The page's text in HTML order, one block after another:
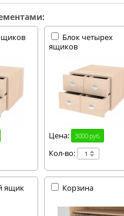
Блок четырех
ящиков
Цена: 3000 руб.
Кол-во:
ящик Корзина